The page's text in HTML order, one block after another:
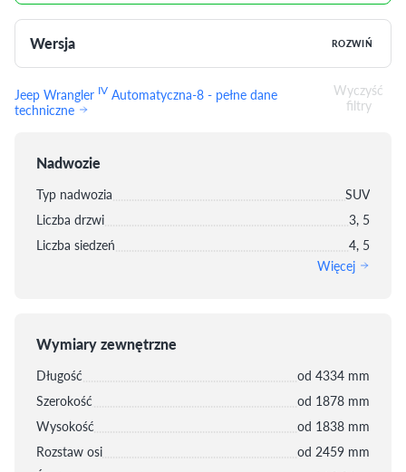
Wersja ROZWIŃ
Jeep Wrangler IV Automatyczna-8 - pełne dane
techniczne
Wyczyść
filtry
Nadwozie
Typ nadwozia
SUV
Liczba drzwi
3, 5
Liczba siedzeń
4, 5
Więcej
Wymiary zewnętrzne
Długość
od 4334 mm
Szerokość
od 1878 mm
Wysokość
od 1838 mm
Rozstaw osi
od 2459 mm